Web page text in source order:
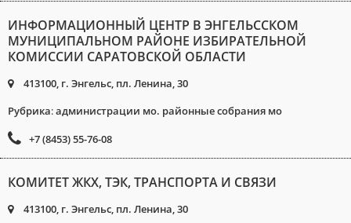
ИНФОРМАЦИОННЫЙ ЦЕНТР В ЭНГЕЛЬССКОМ
МУНИЦИПАЛЬНОМ РАЙОНЕ ИЗБИРАТЕЛЬНОЙ
КОМИССИИ САРАТОВСКОЙ ОБЛАСТИ
413100, г. Энгельс, пл. Ленина, 30
Рубрика:администрации мо. районные собрания мо
+7 (8453) 55-76-08
КОМИТЕТ ЖКХ, ТЭК, ТРАНСПОРТА И СВЯЗИ
413100, г. Энгельс, пл. Ленина, 30